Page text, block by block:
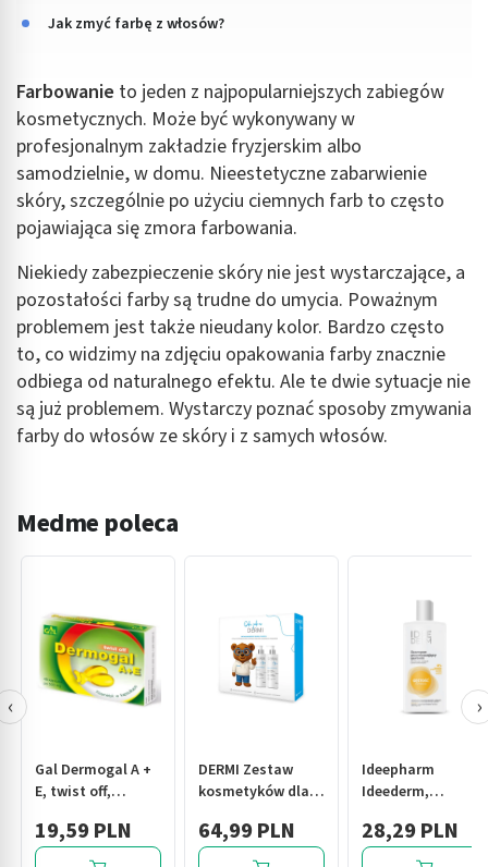
Jak zmyć farbę z włosów?
Farbowanie to jeden z najpopularniejszych zabiegów
kosmetycznych. Może być wykonywany w
profesjonalnym zakładzie fryzjerskim albo
samodzielnie, w domu. Nieestetyczne zabarwienie
skóry, szczególnie po użyciu ciemnych farb to często
pojawiająca się zmora farbowania.
Niekiedy zabezpieczenie skóry nie jest wystarczające, a
pozostałości farby są trudne do umycia. Poważnym
problemem jest także nieudany kolor. Bardzo często
to, co widzimy na zdjęciu opakowania farby znacznie
odbiega od naturalnego efektu. Ale te dwie sytuacje nie
są już problemem. Wystarczy poznać sposoby zmywania
farby do włosów ze skóry i z samych włosów.
Medme poleca
Gal Dermogal A +
E, twist off,
kapsułkach, 48
szt.
19,59 PLN
DERMI Zestaw
kosmetyków dla
(Emulsja
emolientowa do
64,99 PLN
Ideepharm
Ideederm,
przywracający
gęstość do
28,29 PLN
‹ ›